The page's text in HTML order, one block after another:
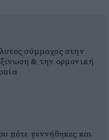
σύμμαχος στην
& την ορμονική
πότε γεννήθηκες και